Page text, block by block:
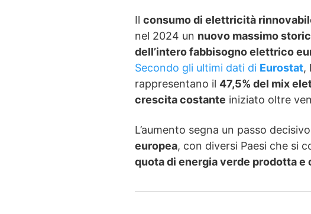
Il consumo di elettricità
nel 2024 un nuovo massimo
dell’intero fabbisogno elettrico
Secondo gli ultimi dati di Eurostat,
rappresentano il 47,5% del mix
crescita costante iniziato oltre
L’aumento segna un passo
europea, con diversi Paesi che si
quota di energia verde prodotta e